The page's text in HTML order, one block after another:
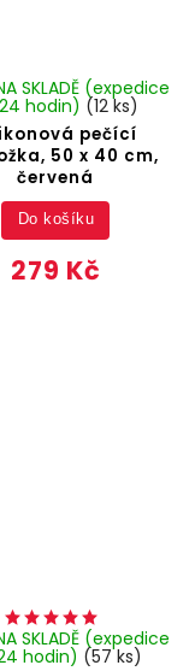
pečící
50 x 40 cm,
červená
SKLADĚ (expedice
hodin) (12 ks)
279 Kč
Do košíku
SKLADĚ (expedice
hodin) (57 ks)